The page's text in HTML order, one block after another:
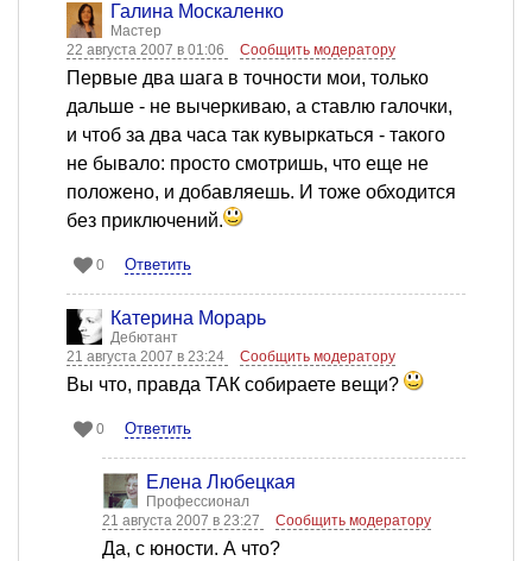
Галина Москаленко
Мастер
22 августа 2007 в 01:06
Сообщить модератору
Первые два шага в точности мои, только
дальше - не вычеркиваю, а ставлю галочки,
и чтоб за два часа так кувыркаться - такого
не бывало: просто смотришь, что еще не
положено, и добавляешь. И тоже обходится
без приключений.
0 Ответить
Катерина Морарь
Дебютант
21 августа 2007 в 23:24
Сообщить модератору
Вы что, правда ТАК собираете вещи?
0 Ответить
Елена Любецкая
Профессионал
21 августа 2007 в 23:27
Сообщить модератору
Да, с юности. А что?